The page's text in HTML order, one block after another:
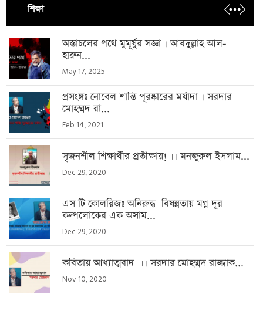
শিক্ষা
অস্তাচলের পথে মুমূর্ষুর সজ্ঞা । আবদুল্লাহ আল-
হারুন...
May 17, 2025
প্রসংঙ্গঃ নোবেল শান্তি পূরষ্কারের মর্যাদা । সরদার
মোহম্মদ রা...
Feb 14, 2021
সৃজনশীল শিক্ষার্থীর প্রতীক্ষায়! ।। মনজুরুল ইসলাম...
Dec 29, 2020
এস টি কোলরিজঃ অনিরুদ্ধ বিষন্নতায় মগ্ন দূর
কল্পলোকের এক অসাম...
Dec 29, 2020
কবিতায় আধ্যাত্মবাদ ।। সরদার মোহম্মদ রাজ্জাক...
Nov 10, 2020